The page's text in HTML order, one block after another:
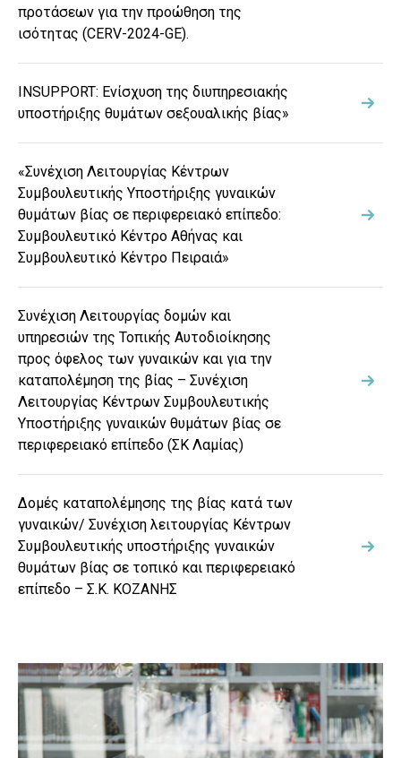
προτάσεων για την προώθηση της
ισότητας (CERV-2024-GE).
INSUPPORT: Ενίσχυση της διυπηρεσιακής
υποστήριξης θυμάτων σεξουαλικής βίας»
«Συνέχιση Λειτουργίας Κέντρων
Συμβουλευτικής Υποστήριξης γυναικών
θυμάτων βίας σε περιφερειακό επίπεδο:
Συμβουλευτικό Κέντρο Αθήνας και
Συμβουλευτικό Κέντρο Πειραιά»
Συνέχιση Λειτουργίας δομών και
υπηρεσιών της Τοπικής Αυτοδιοίκησης
προς όφελος των γυναικών και για την
καταπολέμηση της βίας – Συνέχιση
Λειτουργίας Κέντρων Συμβουλευτικής
Υποστήριξης γυναικών θυμάτων βίας σε
περιφερειακό επίπεδο (ΣΚ Λαμίας)
Δομές καταπολέμησης της βίας κατά των
γυναικών/ Συνέχιση λειτουργίας Κέντρων
Συμβουλευτικής υποστήριξης γυναικών
θυμάτων βίας σε τοπικό και περιφερειακό
επίπεδο – Σ.Κ. ΚΟΖΑΝΗΣ